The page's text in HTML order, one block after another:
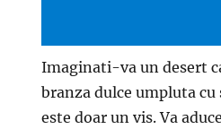
Imaginati-va un desert
branza dulce umpluta
este doar un vis. Va